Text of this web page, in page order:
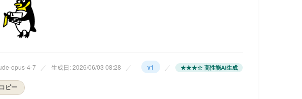
opus-4-7 ／ 生成日: 2026/06/03 08:28 ／ v1 ／ ★★★☆ 高性能AI生成
ピー